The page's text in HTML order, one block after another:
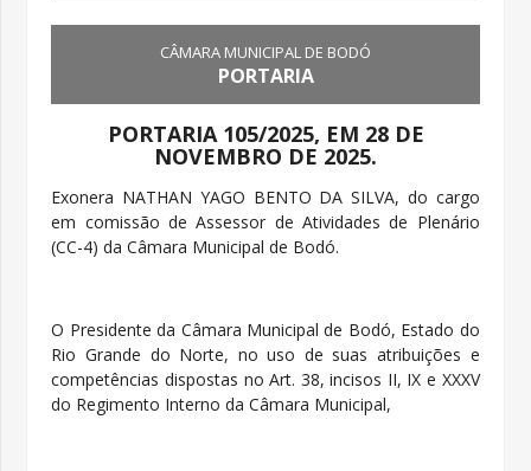
CÂMARA MUNICIPAL DE BODÓ
PORTARIA
PORTARIA 105/2025, EM 28 DE
NOVEMBRO DE 2025.
Exonera NATHAN YAGO BENTO DA SILVA, do cargo
em comissão de Assessor de Atividades de Plenário
(CC-4) da Câmara Municipal de Bodó.
O Presidente da Câmara Municipal de Bodó, Estado do
Rio Grande do Norte, no uso de suas atribuições e
competências dispostas no Art. 38, incisos II, IX e XXXV
do Regimento Interno da Câmara Municipal,